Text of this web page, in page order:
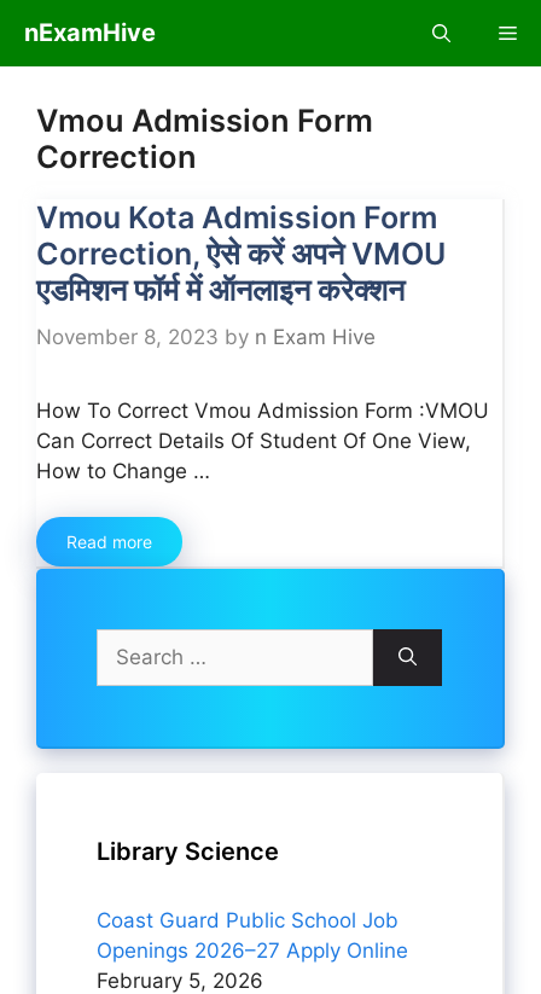
content
nExamHive
Vmou Admission Form
Correction
Vmou Kota Admission Form
Correction, ऐसे करें अपने VMOU
एडमिशन फॉर्म में ऑनलाइन करेक्शन
November 8, 2023 by n Exam Hive
How To Correct Vmou Admission Form :VMOU
Can Correct Details Of Student Of One View,
How to Change …
Read more
Search
for:
Library Science
Coast Guard Public School Job
Openings 2026–27 Apply Online
February 5, 2026